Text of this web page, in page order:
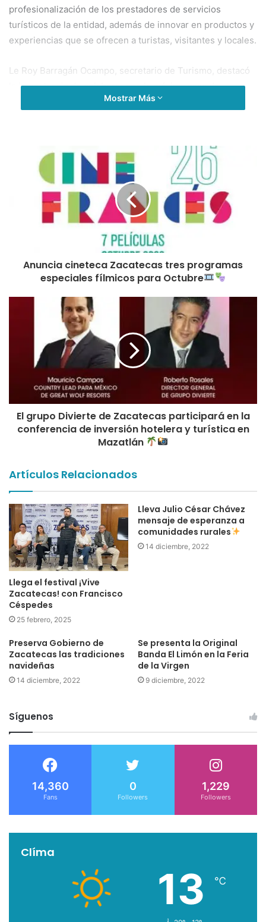
profesionalización de los prestadores de servicios
turísticos de la entidad, además de innovar en productos y
experiencias que se ofrecen a turistas, visitantes y locales.
Le Roy Barragán Ocampo, secretario de Turismo, destacó
la importancia de colaborar con la máxima casa de
estudios; en este caso, con la Licenciatura en Turismo,
El funcionario puntualizó que la Secturz ofrecerá espacios
para que los estudiantes del ramo tengan la oportunidad
de vivir y aportar en los diferentes temas turísticos.
Rubén Ibarra Reyes, rector de la UAZ, manifestó que la
máxima casa de estudios colaborará en el desarrollo y
consolidación de uno de los ejes tractores de la presente
Administración: el turismo.
Asimismo, el Rector explicó la importancia de trabajar de la
mano con el Gobierno de Zacatecas, la academia y los
futuros turismólogos, por lo que reconoció la iniciativa del
mandatario estatal para trabajar en equipo.
Durante la firma del convenio, se contó con la presencia
de: Ángel Román Gutiérrez, secretario general de la UAZ;
Académica de Historia; y Manuel Alejandro Moreno
Escobar, responsable del Programa de la Licenciatura en
Roy Barragán Rubén Ibarra Sectruz
turismo UAZ zacatecas
Mostrar Más
Anuncia cineteca Zacatecas tres programas
especiales fílmicos para Octubre
El grupo Divierte de Zacatecas participará en la
conferencia de inversión hotelera y turística en
Mazatlán
Artículos Relacionados
Llega el festival ¡Vive
Zacatecas! con Francisco
Céspedes
25 febrero, 2025
Lleva Julio César Chávez
mensaje de esperanza a
comunidades rurales
14 diciembre, 2022
Preserva Gobierno de
Zacatecas las tradiciones
navideñas
14 diciembre, 2022
Se presenta la Original
Banda El Limón en la Feria
de la Virgen
9 diciembre, 2022
Síguenos
14,360
Fans
0
Followers
1,229
Followers
Clíma
13 ℃